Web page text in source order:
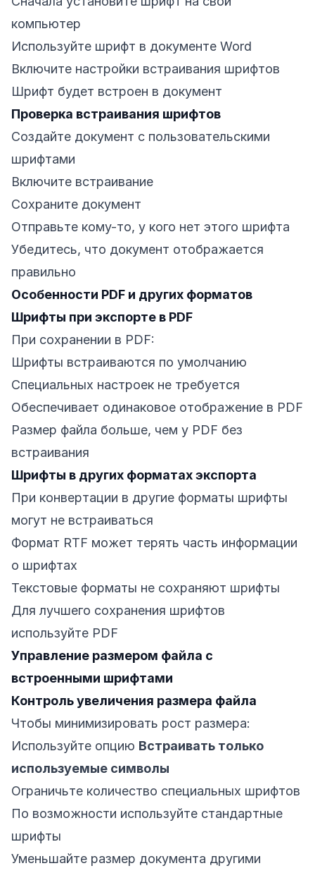
компьютер
Используйте шрифт в документе Word
Включите настройки встраивания шрифтов
Шрифт будет встроен в документ
Проверка встраивания шрифтов
Создайте документ с пользовательскими
шрифтами
Включите встраивание
Сохраните документ
Отправьте кому-то, у кого нет этого шрифта
Убедитесь, что документ отображается
правильно
Особенности PDF и других форматов
Шрифты при экспорте в PDF
При сохранении в PDF:
Шрифты встраиваются по умолчанию
Специальных настроек не требуется
Обеспечивает одинаковое отображение в PDF
Размер файла больше, чем у PDF без
встраивания
Шрифты в других форматах экспорта
При конвертации в другие форматы шрифты
могут не встраиваться
Формат RTF может терять часть информации
о шрифтах
Текстовые форматы не сохраняют шрифты
Для лучшего сохранения шрифтов
используйте PDF
Управление размером файла с
встроенными шрифтами
Контроль увеличения размера файла
Чтобы минимизировать рост размера:
Используйте опцию Встраивать только
используемые символы
Ограничьте количество специальных шрифтов
По возможности используйте стандартные
шрифты
Уменьшайте размер документа другими